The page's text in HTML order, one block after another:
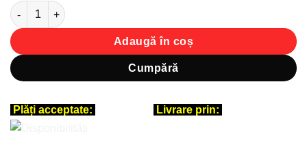
Cantitate Tricou personalizat unisex - Mountain Adventure
Adaugă în coș
Cumpără
Plăți acceptate: Livrare prin: